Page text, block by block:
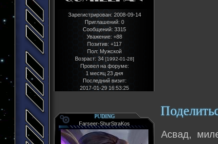
Зарегистрирован: 2008-09-14
Приглашений: 0
Сообщений: 3315
Уважение: +88
Позитив: +117
Пол: Мужской
Возраст: 34 [1992-01-28]
Провел на форуме:
1 месяц 23 дня
Последний визит:
2017-01-29 16:53:25
PUDING
Farseer-ShurStraKos
Асвад,